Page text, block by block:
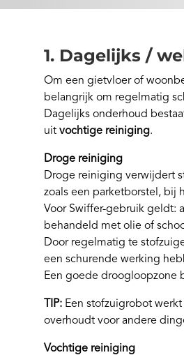
1. Dagelijks /
Om een gietvloer of
belangrijk om regelmatig
Dagelijks onderhoud
uit vochtige reiniging.
Droge reiniging
Droge reiniging verwijdert
zoals een parketborstel, bij
Voor Swiffer-gebruik geldt:
behandeld met olie of
Door regelmatig te
een schurende werking
Een goede droogloopzone
TIP:Een stofzuigrobot
overhoudt voor andere
Vochtige reiniging